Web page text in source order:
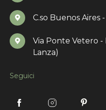
C.so Buenos Aires
Via Ponte Vetero -
Lanza)
Seguici